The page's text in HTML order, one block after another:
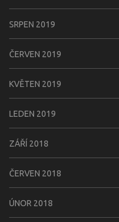
SRPEN 2019
ČERVEN 2019
KVĚTEN 2019
LEDEN 2019
ZÁŘÍ 2018
ČERVEN 2018
ÚNOR 2018